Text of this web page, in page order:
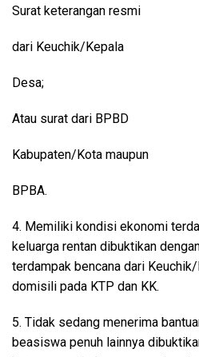
Surat keterangan resmi
dari Keuchik/Kepala
Desa;
Atau surat dari BPBD
Kabupaten/Kota maupun
BPBA.
4. Memiliki kondisi ekonomi
keluarga rentan dibuktikan
terdampak bencana dari
domisili pada KTP dan KK.
5. Tidak sedang menerima
beasiswa penuh lainnya